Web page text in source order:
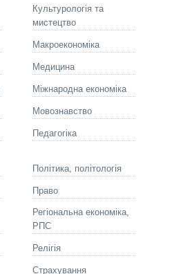
Культурологія та
мистецтво
Макроекономіка
Медицина
Міжнародна економіка
Мовознавство
Педагогіка
Політика, політологія
Право
Регіональна економіка,
РПС
Релігія
Страхування